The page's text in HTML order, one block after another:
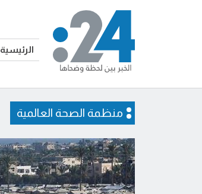
الرئيسية
منظمة الصحة العالمية